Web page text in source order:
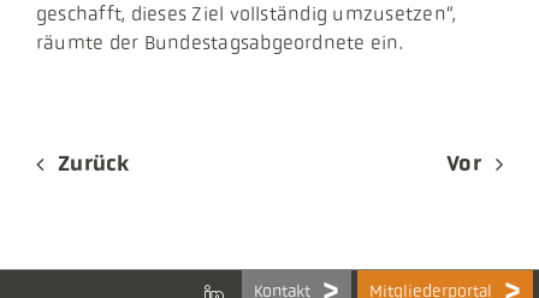
geschafft, dieses Ziel vollständig umzusetzen“,
räumte der Bundestagsabgeordnete ein.
Zurück Vor
Kontakt Mitgliederportal